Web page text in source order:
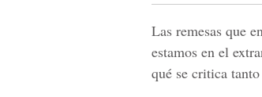
Las remesas que
estamos en el
qué se critica